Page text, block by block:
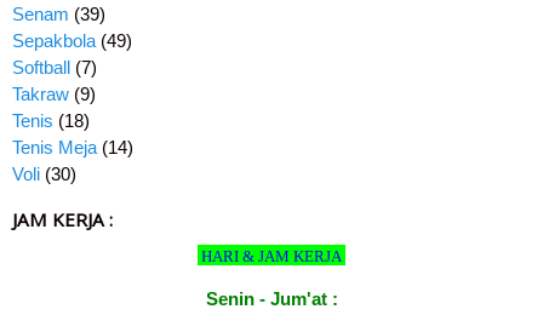
Senam (39)
Sepakbola (49)
Softball (7)
Takraw (9)
Tenis (18)
Tenis Meja (14)
Voli (30)
JAM KERJA :
HARI & JAM KERJA
Senin - Jum'at :